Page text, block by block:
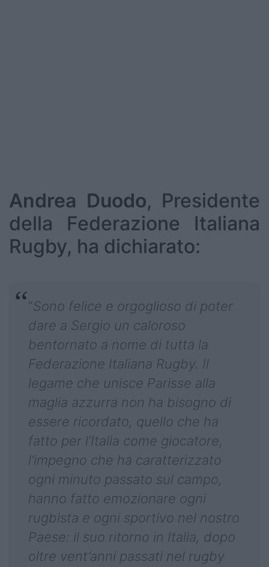
Andrea Duodo, Presidente
della Federazione Italiana
Rugby, ha dichiarato:
“Sono felice e orgoglioso di poter
dare a Sergio un caloroso
bentornato a nome di tutta la
Federazione Italiana Rugby. Il
legame che unisce Parisse alla
maglia azzurra non ha bisogno di
essere ricordato, quello che ha
fatto per l’Italia come giocatore,
l’impegno che ha caratterizzato
ogni minuto passato sul campo,
hanno fatto emozionare ogni
rugbista e ogni sportivo nel nostro
Paese: il suo ritorno in Italia, dopo
oltre vent’anni passati nel rugby